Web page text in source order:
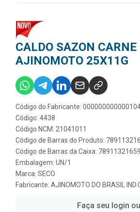
CALDO SAZON CARNE
AJINOMOTO 25X11G
Código do Fabricante:
Código: 4438
Código NCM: 21041011
Código de Barras do Produto:
Código de Barras da Caixa:
Embalagem: UN/1
Marca: SECO
Fabricante: AJINOMOTO DO BRASIL
Faça seu login ou